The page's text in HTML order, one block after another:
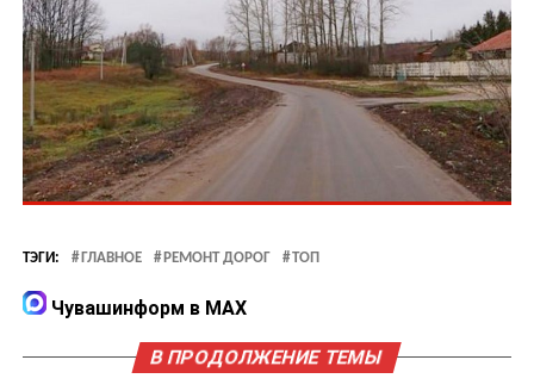
ТЭГИ: ГЛАВНОЕ РЕМОНТ ДОРОГ ТОП
Чувашинформ в MAX
В ПРОДОЛЖЕНИЕ ТЕМЫ